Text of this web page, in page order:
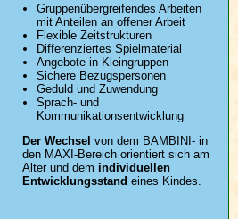
Gruppenübergreifendes Arbeiten
mit Anteilen an offener Arbeit
Flexible Zeitstrukturen
Differenziertes Spielmaterial
Angebote in Kleingruppen
Sichere Bezugspersonen
Geduld und Zuwendung
Sprach- und
Kommunikationsentwicklung
Der Wechsel von dem BAMBINI- in
den MAXI-Bereich orientiert sich am
Alter und dem individuellen
Entwicklungsstand eines Kindes.